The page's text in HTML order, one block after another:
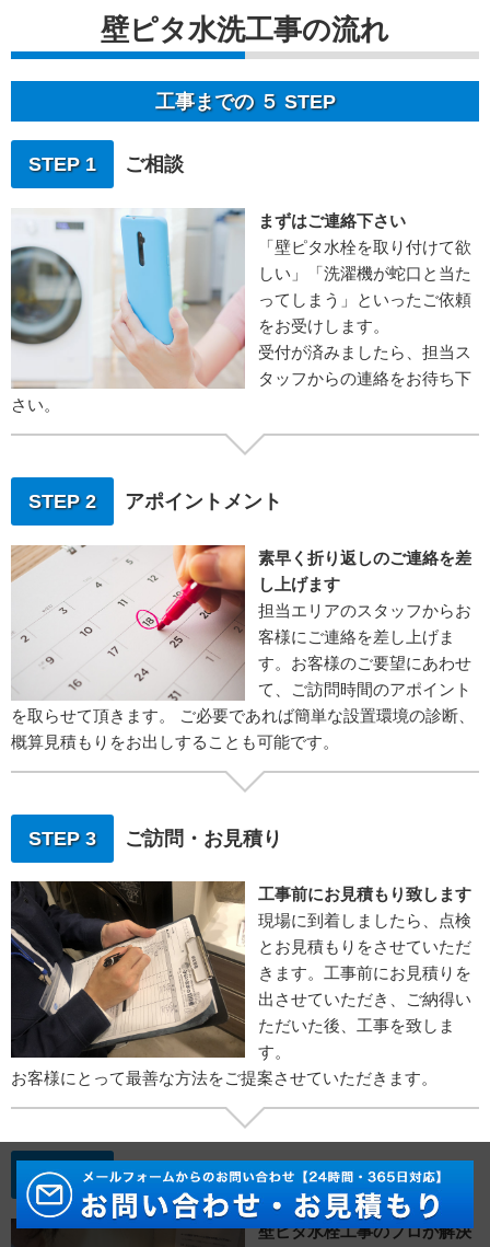
壁ピタ水洗工事の流れ
工事までの ５ STEP
STEP 1 ご相談
まずはご連絡下さい
「壁ピタ水栓を取り付けて欲
しい」「洗濯機が蛇口と当た
ってしまう」といったご依頼
をお受けします。
受付が済みましたら、担当ス
タッフからの連絡をお待ち下
さい。
STEP 2 アポイントメント
素早く折り返しのご連絡を差
し上げます
担当エリアのスタッフからお
客様にご連絡を差し上げま
す。お客様のご要望にあわせ
て、ご訪問時間のアポイント
を取らせて頂きます。 ご必要であれば簡単な設置環境の診断、
概算見積もりをお出しすることも可能です。
STEP 3 ご訪問・お見積り
工事前にお見積もり致します
現場に到着しましたら、点検
とお見積もりをさせていただ
きます。工事前にお見積りを
出させていただき、ご納得い
ただいた後、工事を致しま
す。
お客様にとって最善な方法をご提案させていただきます。
STEP 4 水栓取り付け工事
壁ピタ水栓工事のプロが解決